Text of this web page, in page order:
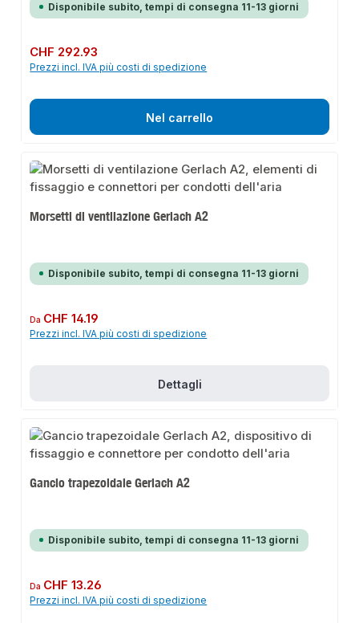
Disponibile subito, tempi di consegna 11-13 giorni
Prezzo normale:
CHF 292.93
Prezzi incl. IVA più costi di spedizione
Nel carrello
Morsetti di ventilazione Gerlach A2
Disponibile subito, tempi di consegna 11-13 giorni
Prezzo normale:
Da CHF 14.19
Prezzi incl. IVA più costi di spedizione
Dettagli
Gancio trapezoidale Gerlach A2
Disponibile subito, tempi di consegna 11-13 giorni
Prezzo normale:
Da CHF 13.26
Prezzi incl. IVA più costi di spedizione